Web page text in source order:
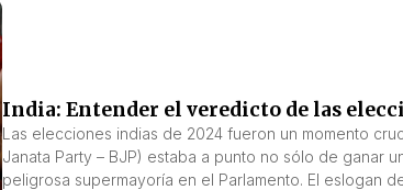
India: Entender el veredicto de las
Las elecciones indias de 2024 fueron un momento
Janata Party – BJP) estaba a punto no sólo de ganar
peligrosa supermayoría en el Parlamento. El eslogan